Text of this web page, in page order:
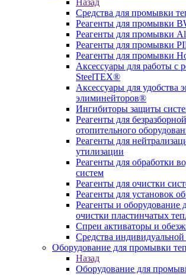
Назад
Средства для промывки
Реагенты для промывки
Реагенты для промывки
Реагенты для промывки
Реагенты для промывки
Аксессуары для работы с
SteelTEX®
Аксессуары для удобства
элиминейторов®
Ингибиторы защиты
Реагенты для
отопительного
Реагенты для
утилизации
Реагенты для обработки
систем
Реагенты для очистки
Реагенты для установок
Реагенты и оборудование
очистки пластинчатых
Спреи активаторы и
Средства
Оборудование для промывки
Назад
Оборудование для